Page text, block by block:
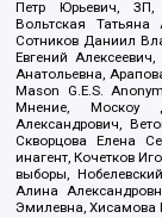
Петр Юрьевич,
Вольтская Татьяна
Сотников Даниил
Евгений
Анатольевна,
Mason G.E.S.
Мнение, Москоу
Александрович,
Скворцова Елена
инагент, Кочетков
выборы,
Алина
Эмилевна, Хисамова